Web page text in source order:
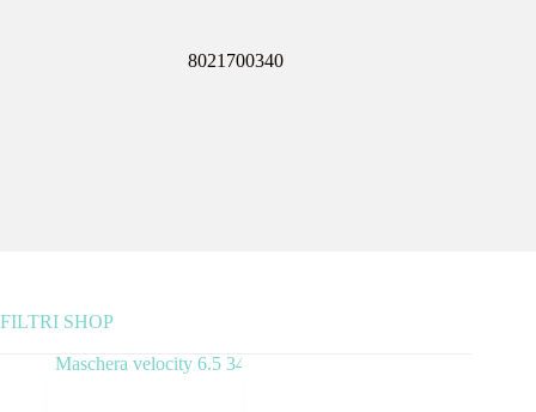
8021700340
FILTRI SHOP